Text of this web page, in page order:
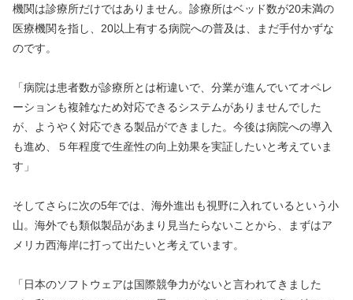
機関は診療所だけではありません。診療所はベッド数が20未満の
医療機関を指し、20以上有する病院への普及は、まだ手付かずな
のです。
「病院は患者数が診療所とは桁違いで、分業が進んでいてオペレ
ーションも複雑なため対応できるシステムがありませんでした
が、ようやく対応できる製品ができました。今後は病院への導入
も進め、５年程度で生産性の向上効果を実証したいと考えていま
す」
そしてさらに次の5年では、海外進出も視野に入れているという小
山。海外でも類似製品があまり見当たらないことから、まずはア
メリカ西海岸に打って出たいと考えています。
「日本のソフトウェアは国際競争力がないと言われてきました